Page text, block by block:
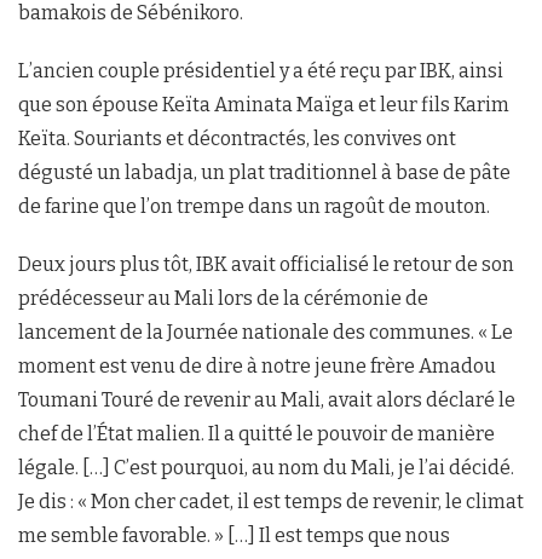
bamakois de Sébénikoro.
L’ancien couple présidentiel y a été reçu par IBK, ainsi
que son épouse Keïta Aminata Maïga et leur fils Karim
Keïta. Souriants et décontractés, les convives ont
dégusté un labadja, un plat traditionnel à base de pâte
de farine que l’on trempe dans un ragoût de mouton.
Deux jours plus tôt, IBK avait officialisé le retour de son
prédécesseur au Mali lors de la cérémonie de
lancement de la Journée nationale des communes. « Le
moment est venu de dire à notre jeune frère Amadou
Toumani Touré de revenir au Mali, avait alors déclaré le
chef de l’État malien. Il a quitté le pouvoir de manière
légale. […] C’est pourquoi, au nom du Mali, je l’ai décidé.
Je dis : « Mon cher cadet, il est temps de revenir, le climat
me semble favorable. » […] Il est temps que nous